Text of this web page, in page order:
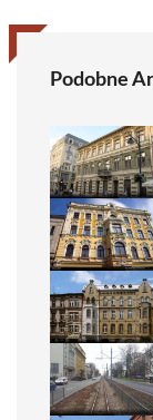
Podobne